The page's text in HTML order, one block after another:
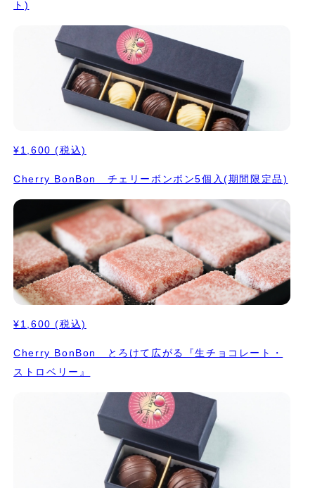
ト)
¥1,600 (税込)
Cherry BonBon チェリーボンボン5個入(期間限定品)
¥1,600 (税込)
Cherry BonBon とろけて広がる『生チョコレート・
ストロベリー』